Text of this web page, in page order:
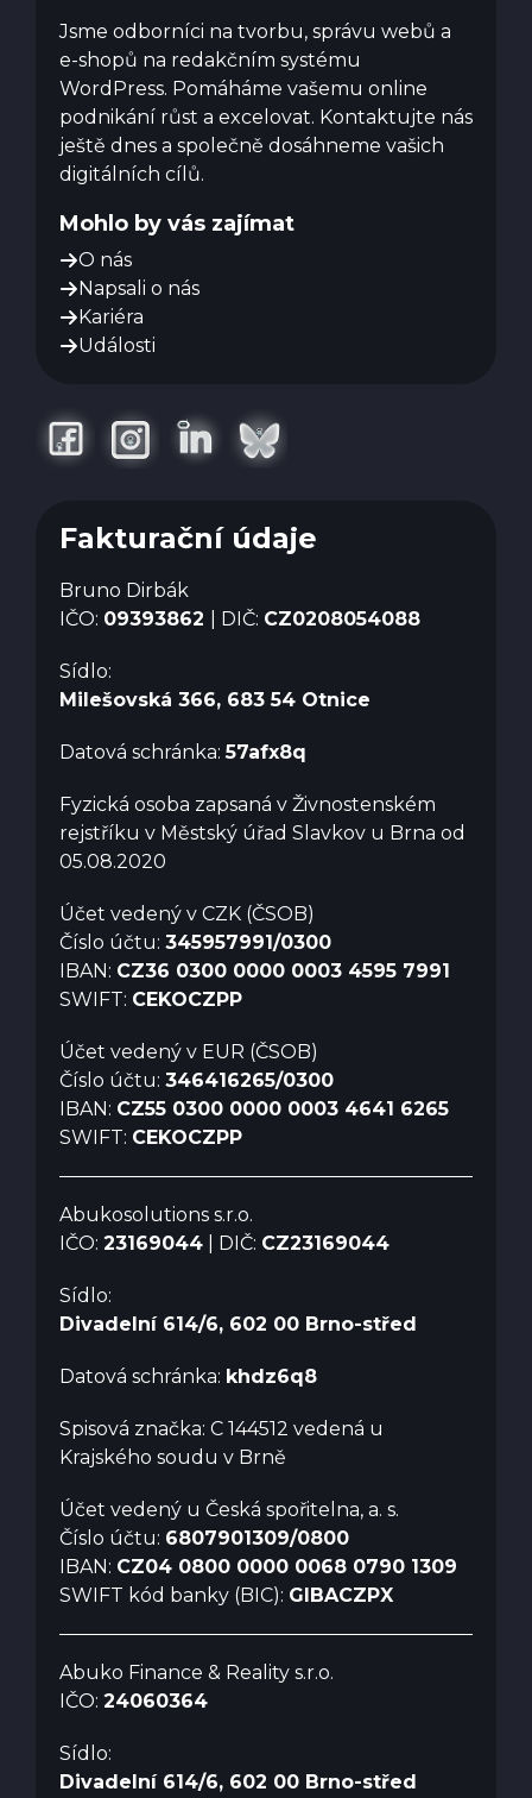
Jsme odborníci na tvorbu, správu webů a
e-shopů na redakčním systému
WordPress. Pomáháme vašemu online
podnikání růst a excelovat. Kontaktujte nás
ještě dnes a společně dosáhneme vašich
digitálních cílů.
Mohlo by vás zajímat
O nás
Napsali o nás
Kariéra
Události
Fakturační údaje
Bruno Dirbák
IČO: 09393862 | DIČ: CZ0208054088
Sídlo:
Milešovská 366, 683 54 Otnice
Datová schránka:57afx8q
Fyzická osoba zapsaná v Živnostenském
rejstříku v Městský úřad Slavkov u Brna od
05.08.2020
Účet vedený v CZK (ČSOB)
Číslo účtu: 345957991/0300
IBAN: CZ36 0300 0000 0003 4595 7991
SWIFT: CEKOCZPP
Účet vedený v EUR (ČSOB)
Číslo účtu: 346416265/0300
IBAN: CZ55 0300 0000 0003 4641 6265
SWIFT: CEKOCZPP
Abukosolutions s.r.o.
IČO: 23169044 | DIČ: CZ23169044
Sídlo:
Divadelní 614/6, 602 00 Brno-střed
Datová schránka: khdz6q8
Spisová značka: C 144512 vedená u
Krajského soudu v Brně
Účet vedený u Česká spořitelna, a. s.
Číslo účtu: 6807901309/0800
IBAN: CZ04 0800 0000 0068 0790 1309
SWIFT kód banky (BIC): GIBACZPX
Abuko Finance & Reality s.r.o.
IČO: 24060364
Sídlo:
Divadelní 614/6, 602 00 Brno-střed